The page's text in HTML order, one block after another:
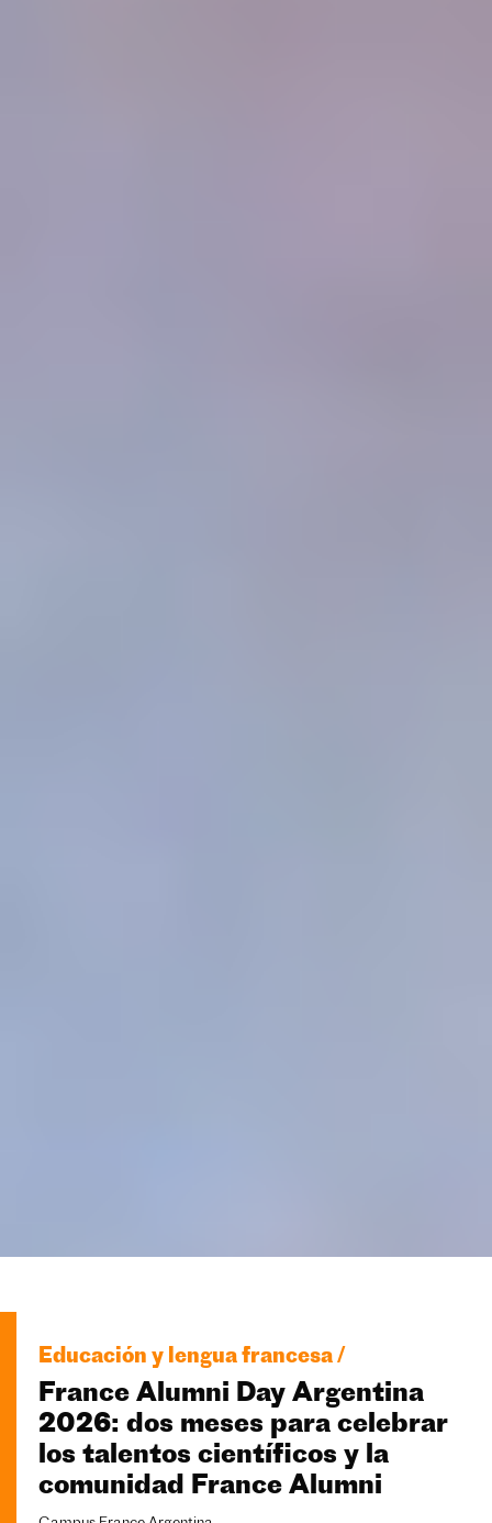
Educación y lengua francesa /
France Alumni Day Argentina
2026: dos meses para celebrar
los talentos científicos y la
comunidad France Alumni